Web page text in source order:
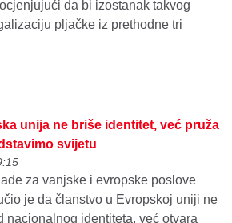
da bi izostanak takvog
pljačke iz prethodne tri
unija ne briše identitet, već pruža
svijetu
za vanjske i evropske poslove
je da članstvo u Evropskoj uniji ne
nacionalnog identiteta, već otvara